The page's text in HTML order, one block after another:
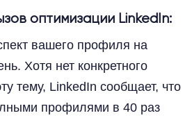
оптимизации LinkedIn:
вашего профиля на
Хотя нет конкретного
тему, LinkedIn сообщает, что
профилями в 40 раз